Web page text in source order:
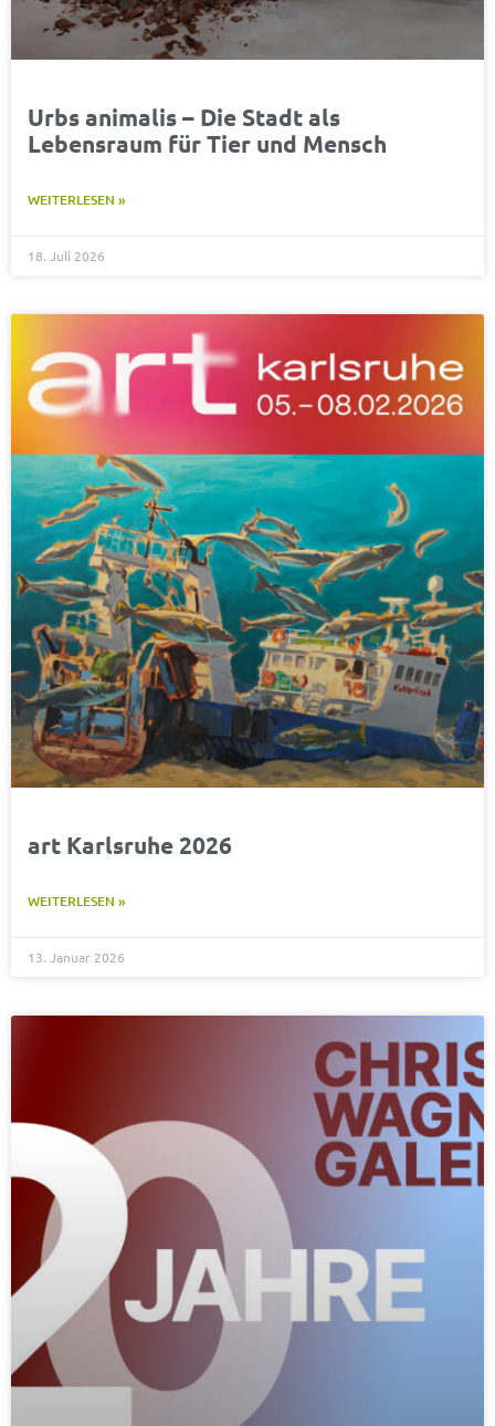
Urbs animalis – Die Stadt als
Lebensraum für Tier und Mensch
WEITERLESEN »
18. Juli 2026
art Karlsruhe 2026
WEITERLESEN »
13. Januar 2026